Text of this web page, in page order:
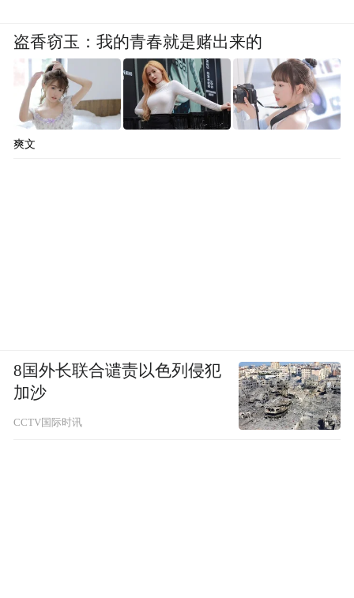
盗香窃玉：我的青春就是赌出来的
爽文
8国外长联合谴责以色列侵犯
加沙
CCTV国际时讯